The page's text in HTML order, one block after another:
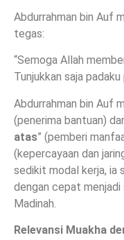
Abdurrahman bin Auf
tegas:
“Semoga Allah
Tunjukkan saja padaku
Abdurrahman bin Auf
(penerima bantuan)
atas” (pemberi
(kepercayaan dan
sedikit modal kerja, ia
dengan cepat
Madinah.
Relevansi Muakha